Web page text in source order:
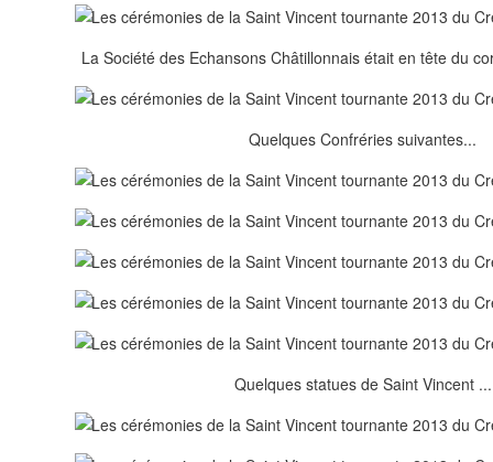
La Société des Echansons Châtillonnais était en tête du
Quelques Confréries suivantes...
Quelques statues de Saint Vincent ...